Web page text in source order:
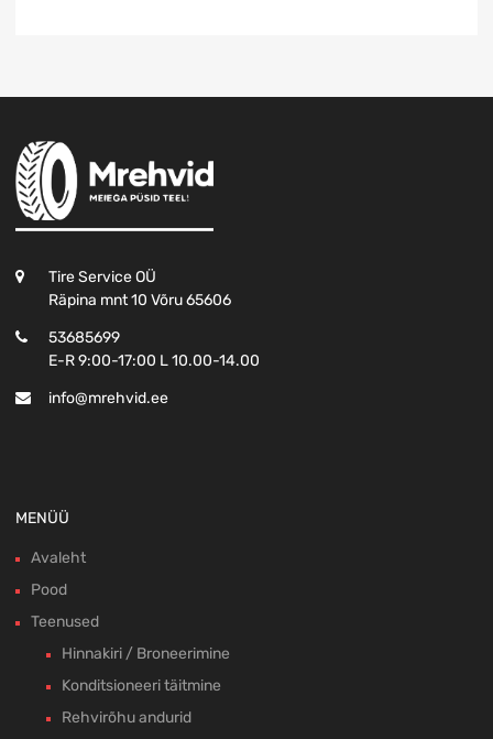
Tire Service OÜ
Räpina mnt 10 Võru 65606
53685699
E-R 9:00-17:00 L 10.00-14.00
info@mrehvid.ee
MENÜÜ
Avaleht
Pood
Teenused
Hinnakiri / Broneerimine
Konditsioneeri täitmine
Rehvirõhu andurid